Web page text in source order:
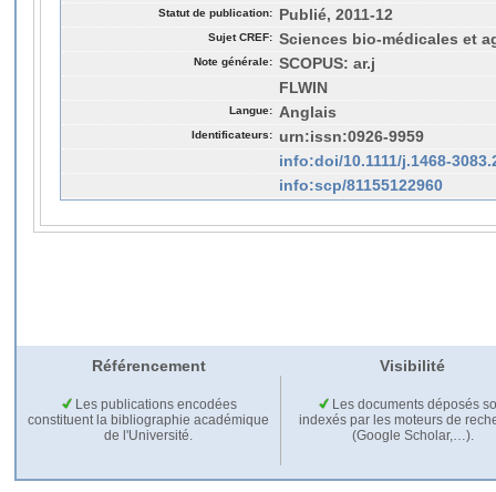
Statut de publication: Publié, 2011-12
Sujet CREF: Sciences bio-médicales et
Note générale: SCOPUS: ar.j
FLWIN
Langue: Anglais
Identificateurs:
urn:issn:0926-9959
info:doi/10.1111/j.1468-
info:scp/81155122960
Référencement Visibilité
Les publications encodées
constituent la bibliographie académique
de l'Université.
Les documents déposés
indexés par les moteurs de
(Google Scholar,…).